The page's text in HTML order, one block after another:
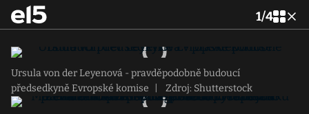
1/4
Ursula von der Leyenová - pravděpodobně budoucí
předsedkyně Evropské komise
Zdroj: Shutterstock